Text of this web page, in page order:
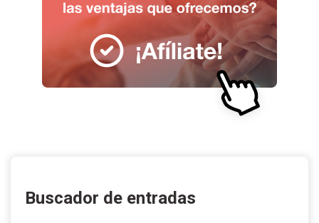
Buscador de entradas